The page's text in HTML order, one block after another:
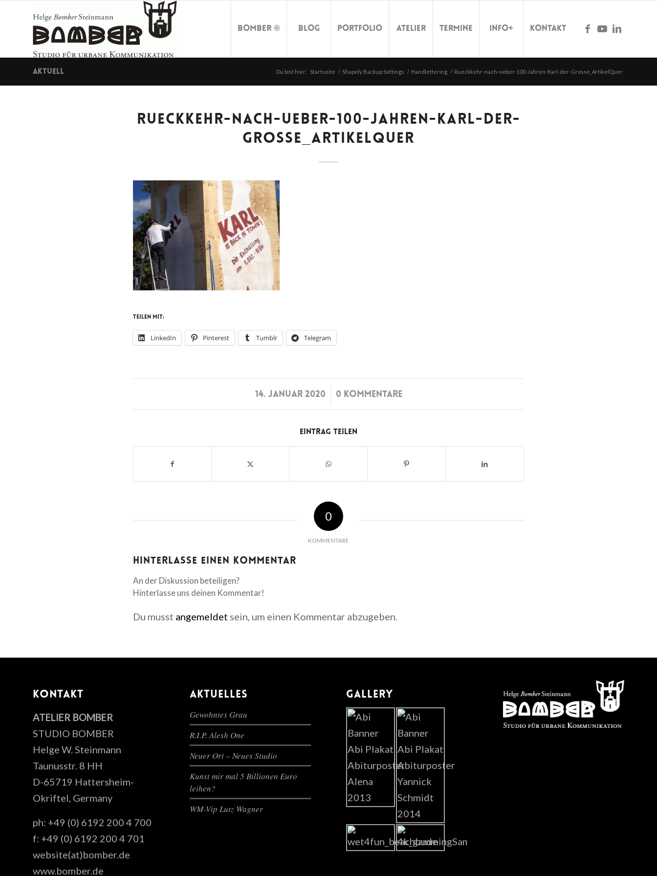
Bomber ® Blog Portfolio Atelier Termine Info+ Kontakt
Aktuell Du bist hier: Startseite / Shapely Backup Settings / Handlettering / Rueckkehr-nach-ueber-100-Jahren-Karl-der-Grosse_ArtikelQuer
RUECKKEHR-NACH-UEBER-100-JAHREN-KARL-DER-
GROSSE_ARTIKELQUER
Teilen mit:
LinkedIn Pinterest Tumblr Telegram
14. JANUAR 2020
/ 0 KOMMENTARE
Eintrag teilen
0
KOMMENTARE
Hinterlasse einen Kommentar
An der Diskussion beteiligen?
Hinterlasse uns deinen Kommentar!
Du musst angemeldet sein, um einen Kommentar abzugeben.
KONTAKT
ATELIER BOMBER
STUDIO BOMBER
Helge W. Steinmann
Taunusstr. 8 HH
D-65719 Hattersheim-
Okriftel, Germany
ph: +49 (0) 6192 200 4 700
f: +49 (0) 6192 200 4 701
website(at)bomber.de
www.bomber.de
AKTUELLES
Gewohntes Grau
R.I.P. Alesh One
Neuer Ort – Neues Studio
Kunst mir mal 5 Billionen Euro
leihen?
WM-Vip Lutz Wagner
GALLERY